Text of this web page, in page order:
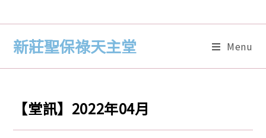
新莊聖保祿天主堂 Menu
【堂訊】2022年04月